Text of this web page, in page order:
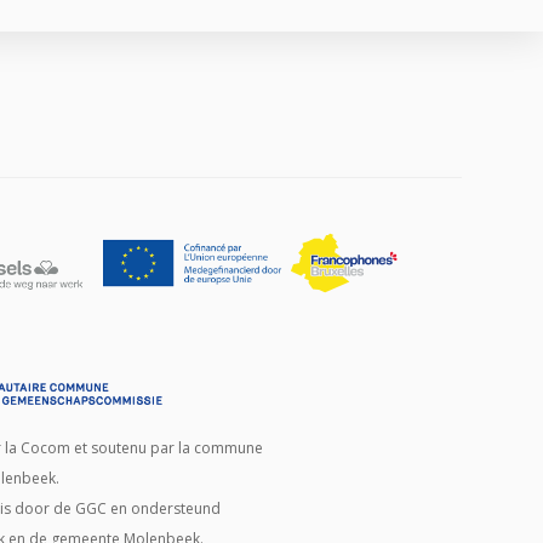
la Cocom et soutenu par la commune
door de GGC en ondersteund
de gemeente Molenbeek.